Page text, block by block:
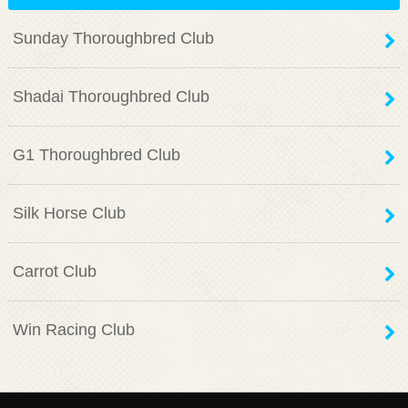
Sunday Thoroughbred Club
Shadai Thoroughbred Club
G1 Thoroughbred Club
Silk Horse Club
Carrot Club
Win Racing Club